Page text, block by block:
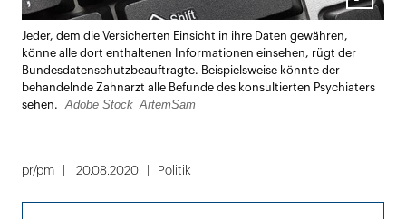
Lightbox
öffnen
Jeder, dem die Versicherten Einsicht in ihre Daten gewähren,
könne alle dort enthaltenen Informationen einsehen, rügt der
Bundesdatenschutzbeauftragte. Beispielsweise könnte der
behandelnde Zahnarzt alle Befunde des konsultierten Psychiaters
sehen.
Adobe Stock_ArtemSam
pr/pm 20.08.2020 Politik